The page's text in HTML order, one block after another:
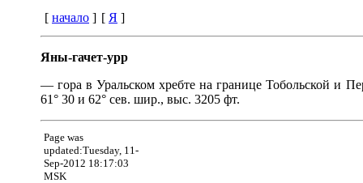
[ начало ] [ Я ]
Яны-гачет-урр
— гора в Уральском хребте на границе Тобольской и
61° 30 и 62° сев. шир., выс. 3205 фт.
Page was
updated:Tuesday, 11-
Sep-2012 18:17:03
MSK